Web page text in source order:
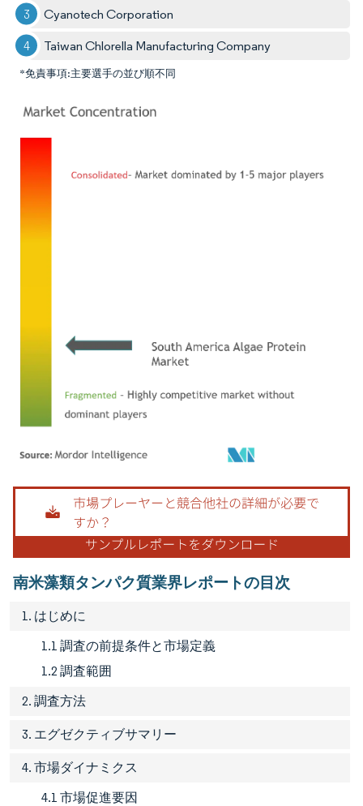
Cyanotech Corporation
Taiwan Chlorella Manufacturing Company
*免責事項:主要選手の並び順不同
画像 © Mordor Intelligence。再利用にはCC BY 4.0の表示が必要です。
南米藻類タンパク質業界レポートの目次
1. はじめに
1.1 調査の前提条件と市場定義
1.2 調査範囲
2. 調査方法
3. エグゼクティブサマリー
4. 市場ダイナミクス
4.1 市場促進要因